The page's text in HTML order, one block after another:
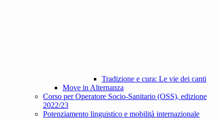
Tradizione e cura: Le vie dei canti
Move in Alternanza
Corso per Operatore Socio-Sanitario (OSS), edizione
2022/23
Potenziamento linguistico e mobilità internazionale